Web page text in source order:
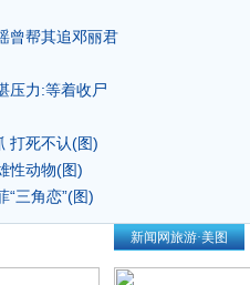
曾帮其追邓丽君
压力:等着收尸
打死不认(图)
性动物(图)
“三角恋”(图)